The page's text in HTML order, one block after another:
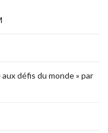
défis du monde » par